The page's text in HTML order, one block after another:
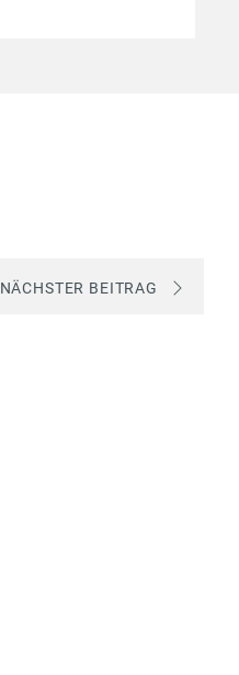
NÄCHSTER BEITRAG